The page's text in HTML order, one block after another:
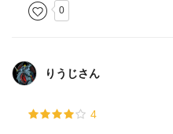
0
りうじさん
4